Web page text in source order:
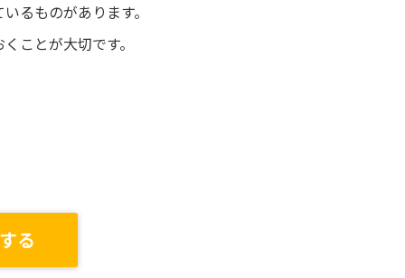
るものがあります。
ことが大切です。
る